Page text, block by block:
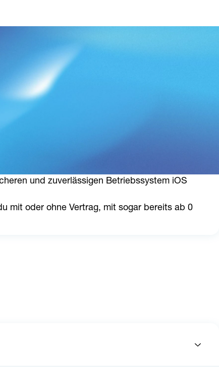
und zuverlässigen Betriebssystem iOS
mit oder ohne Vertrag, mit sogar bereits ab 0